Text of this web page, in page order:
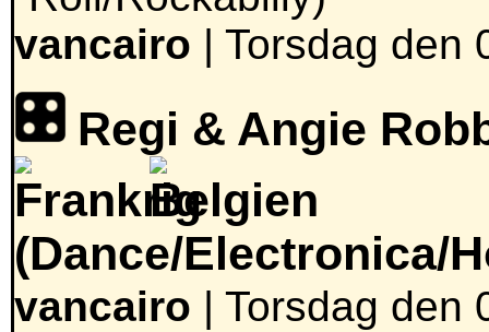
vancairo | Torsdag den
Regi & Angie
(Dance/Electronica/
vancairo | Torsdag den